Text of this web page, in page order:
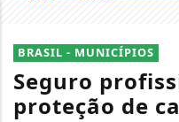
BRASIL - MUNICÍPIOS
Seguro
proteção de